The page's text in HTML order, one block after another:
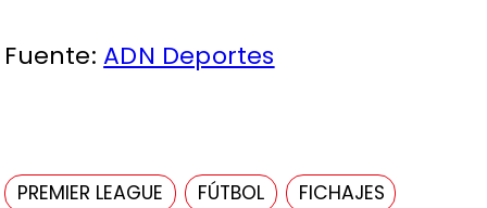
Fuente:ADN Deportes
PREMIER LEAGUE FÚTBOL
FICHAJES